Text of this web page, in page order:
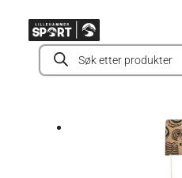
innholdProducts
search